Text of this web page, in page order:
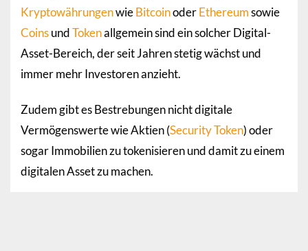
KryptowährungenwieBitcoinoderEthereumsowie
CoinsundTokenallgemein sind ein solcher Digital-
Asset-Bereich, der seit Jahren stetig wächst und
immer mehr Investoren anzieht.
Zudem gibt es Bestrebungen nicht digitale
Vermögenswerte wie Aktien (Security Token) oder
sogar Immobilien zu tokenisieren und damit zu einem
digitalen Asset zu machen.